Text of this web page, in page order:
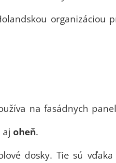
organizáciou
na fasádnych
aj oheň.
dosky. Tie sú